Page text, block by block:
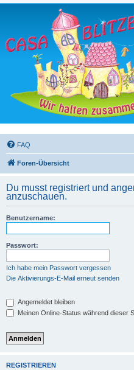
FAQ
Foren-Übersicht
Du musst registriert und
anzuschauen.
Benutzername:
Passwort:
Ich habe mein Passwort vergessen
Die Aktivierungs-E-Mail erneut senden
Angemeldet bleiben
Meinen Online-Status während dieser
REGISTRIEREN